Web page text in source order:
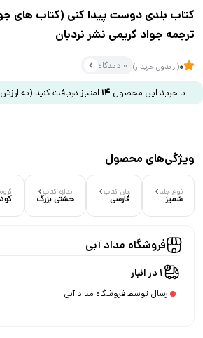
کتاب بلدی دوست پیدا کنی (کتاب های
ترجمه جواد کریمی نشر نردبان
0(از بدون خریدار) 0 دیدگاه
با خرید این محصول 14 امتیاز دریافت کنید (به ارزش
ویژگی‌های محصول
نوع جلد
شمیز
زبان کتاب
فارسی
اندازه کتاب
خشتی بزرگ کودک 7
فروشگاه مداد آبی
1 در انبار
ارسال توسط فروشگاه مداد آبی